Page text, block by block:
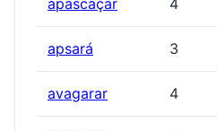
apascaçar 4
apsará 3
avagarar 4